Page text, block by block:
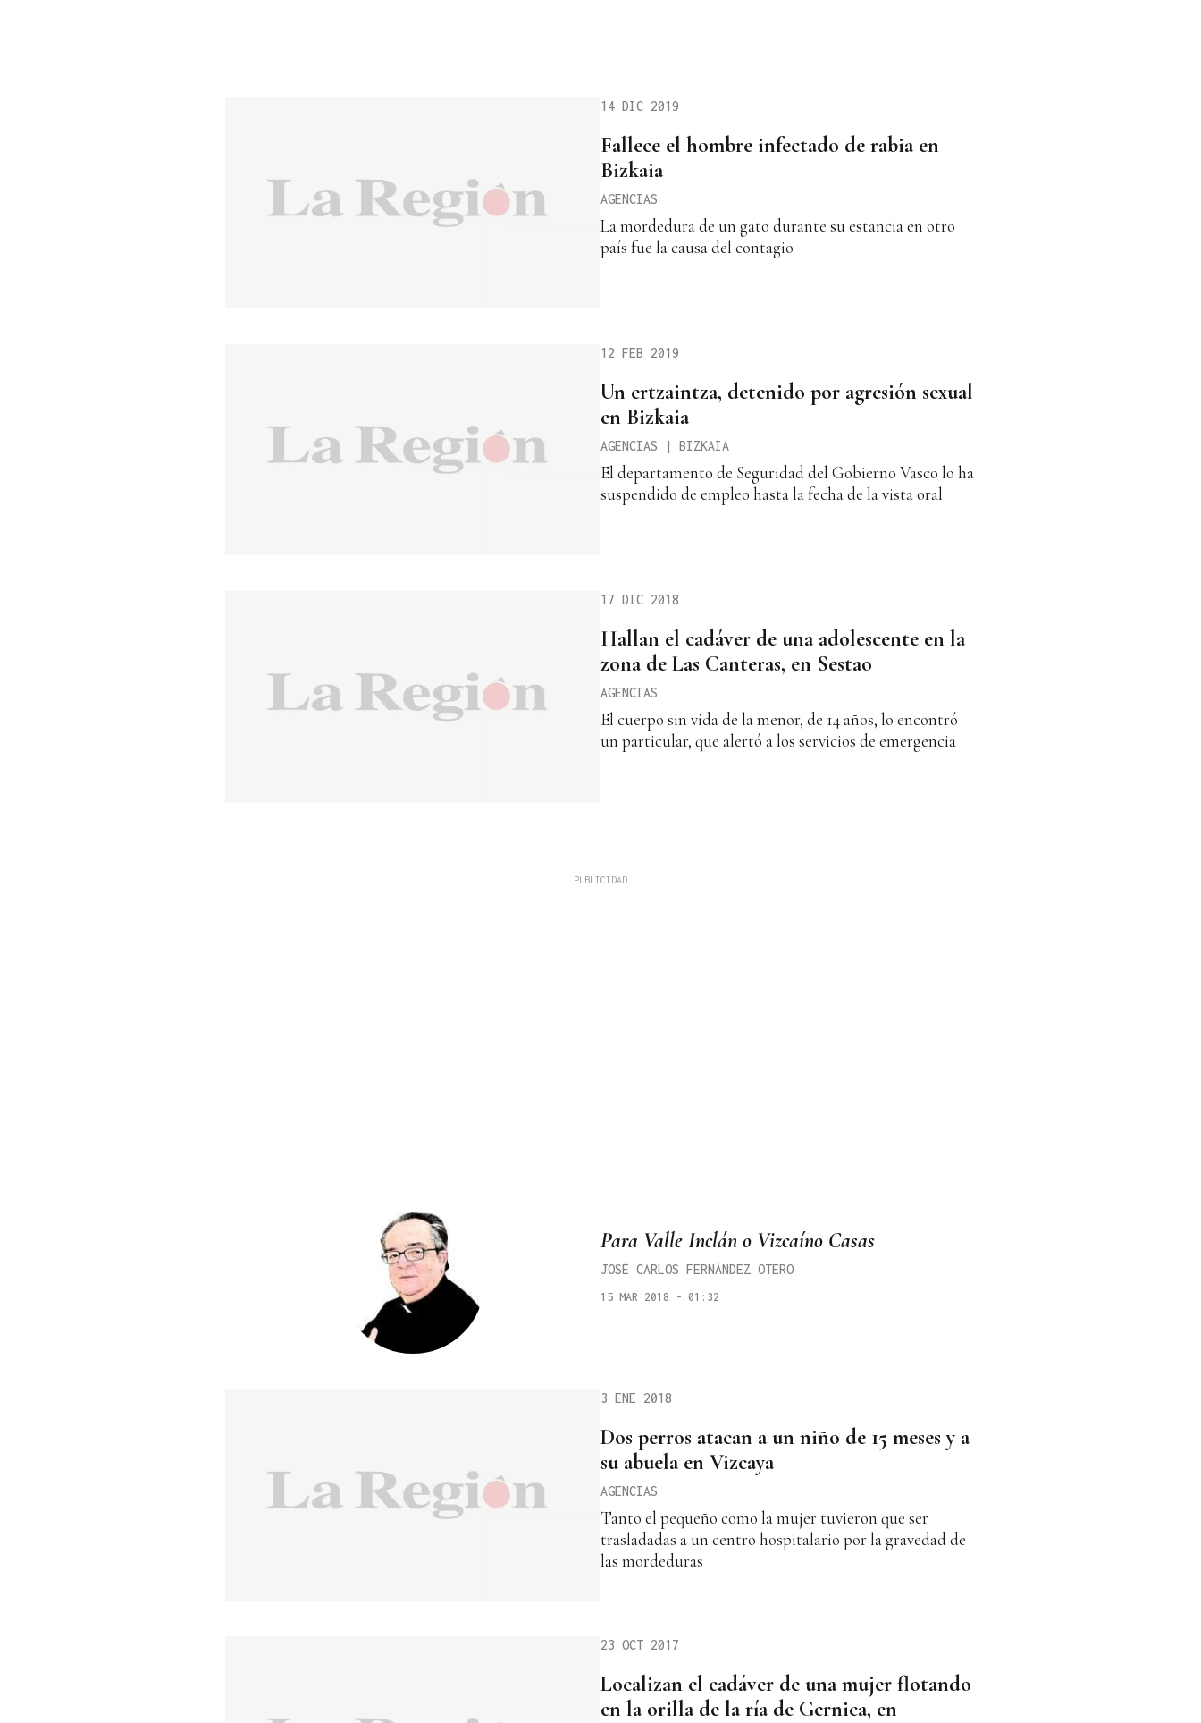
14 DIC 2019
Fallece el hombre infectado de rabia en
Bizkaia
AGENCIAS
La mordedura de un gato durante su estancia en otro
país fue la causa del contagio
12 FEB 2019
Un ertzaintza, detenido por agresión sexual
en Bizkaia
AGENCIAS | BIZKAIA
El departamento de Seguridad del Gobierno Vasco lo ha
suspendido de empleo hasta la fecha de la vista oral
17 DIC 2018
Hallan el cadáver de una adolescente en la
zona de Las Canteras, en Sestao
AGENCIAS
El cuerpo sin vida de la menor, de 14 años, lo encontró
un particular, que alertó a los servicios de emergencia
Para Valle Inclán o Vizcaíno Casas
JOSÉ CARLOS FERNÁNDEZ OTERO
15 MAR 2018 - 01:32
3 ENE 2018
Dos perros atacan a un niño de 15 meses y a
su abuela en Vizcaya
AGENCIAS
Tanto el pequeño como la mujer tuvieron que ser
trasladadas a un centro hospitalario por la gravedad de
las mordeduras
23 OCT 2017
Localizan el cadáver de una mujer flotando
en la orilla de la ría de Gernica, en